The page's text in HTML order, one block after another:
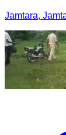
Jamtara,